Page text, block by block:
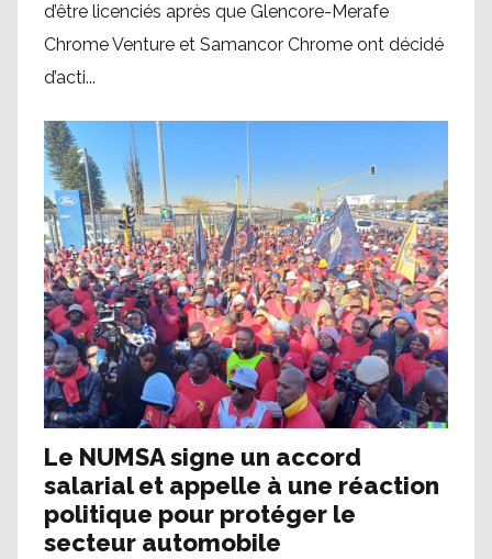
d’être licenciés après que Glencore-Merafe
Chrome Venture et Samancor Chrome ont décidé
d’acti...
Le NUMSA signe un accord
salarial et appelle à une réaction
politique pour protéger le
secteur automobile